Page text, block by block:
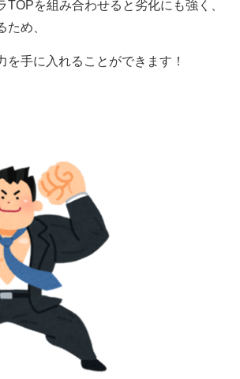
TOPを組み合わせると劣化にも強く、
ため、
を手に入れることができます！